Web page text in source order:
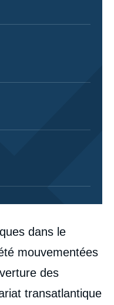
dans le
mouvementées
des
transatlantique